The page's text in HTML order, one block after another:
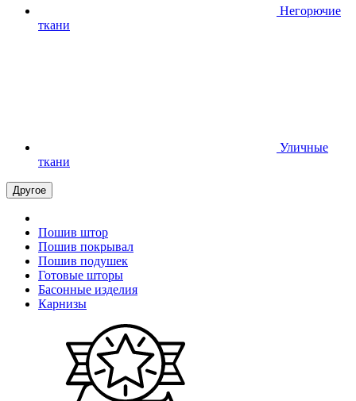
Негорючие
ткани
Уличные
ткани
Другое
Пошив штор
Пошив покрывал
Пошив подушек
Готовые шторы
Басонные изделия
Карнизы